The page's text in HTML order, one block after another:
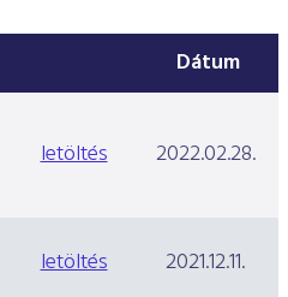
Dátum
letöltés 2022.02.28.
letöltés
2021.12.11.